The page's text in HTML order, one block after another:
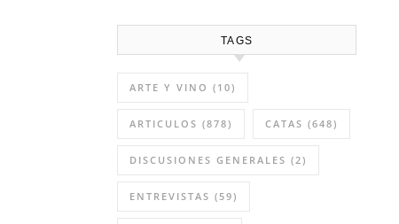
TAGS
ARTE Y VINO (10)
ARTICULOS (878) CATAS (648)
DISCUSIONES GENERALES (2)
ENTREVISTAS (59)